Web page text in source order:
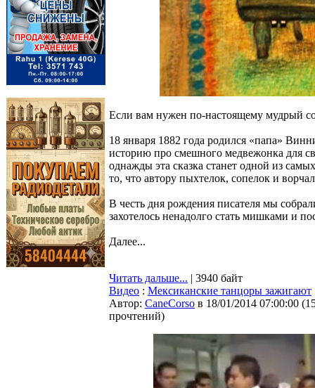
Если вам нужен по-настоящему мудрый
18 января 1882 года родился «папа»
историю про смешного медвежонка для
однажды эта сказка станет одной из
то, что автору пыхтелок, сопелок и
В честь дня рождения писателя мы
захотелось ненадолго стать мишками и
Далее...
Читать дальше... | 3940 байт
Видео : Мексиканские танцоры зажигают
Автор: CaneCorso в 18/01/2014 07:00:00 (
прочтений)